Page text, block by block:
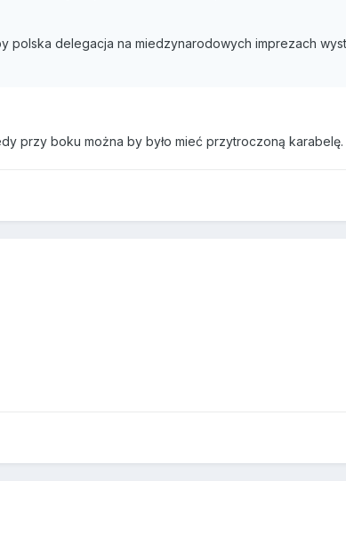
polska delegacja na miedzynarodowych imprezach
przy boku można by było mieć przytroczoną karabelę.